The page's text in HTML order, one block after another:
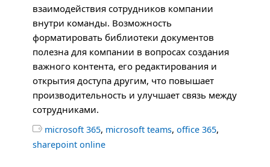
взаимодействия сотрудников компании
внутри команды. Возможность
форматировать библиотеки документов
полезна для компании в вопросах создания
важного контента, его редактирования и
открытия доступа другим, что повышает
производительность и улучшает связь между
сотрудниками.
 microsoft 365, microsoft teams, office 365,
sharepoint online